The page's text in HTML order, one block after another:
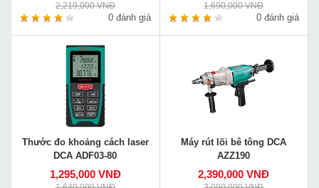
2,219,000 VNĐ
0 đánh giá
1,690,000 VNĐ
0 đánh giá
Thước đo khoảng cách laser
DCA ADF03-80
1,295,000 VNĐ
Máy rút lõi bê tông DCA
AZZ190
2,390,000 VNĐ